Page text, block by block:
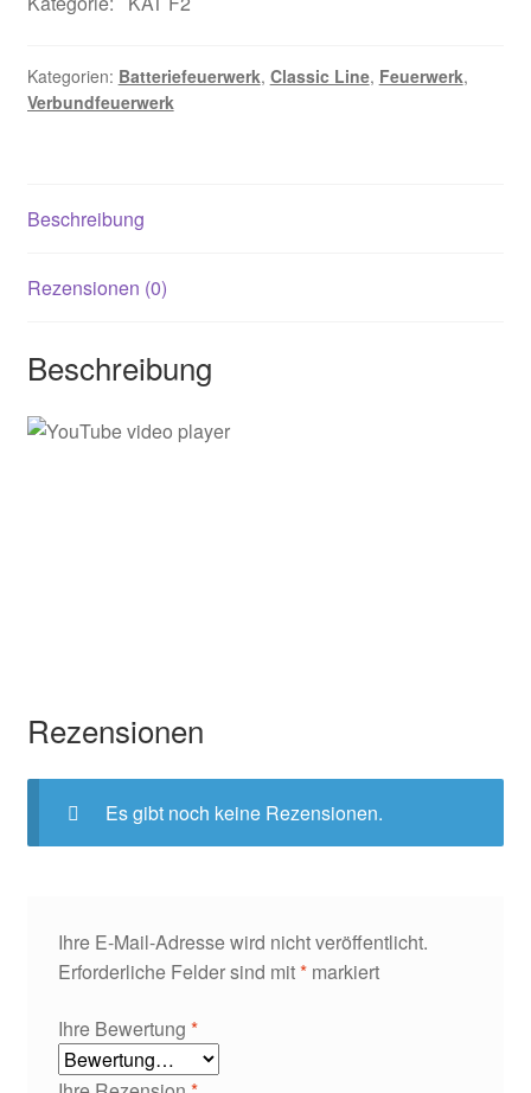
Kategorien: Batteriefeuerwerk, Classic Line, Feuerwerk,
Verbundfeuerwerk
Beschreibung
Rezensionen (0)
Beschreibung
Rezensionen
Es gibt noch keine Rezensionen.
Ihre E-Mail-Adresse wird nicht veröffentlicht.
Erforderliche Felder sind mit*markiert
Ihre Bewertung *